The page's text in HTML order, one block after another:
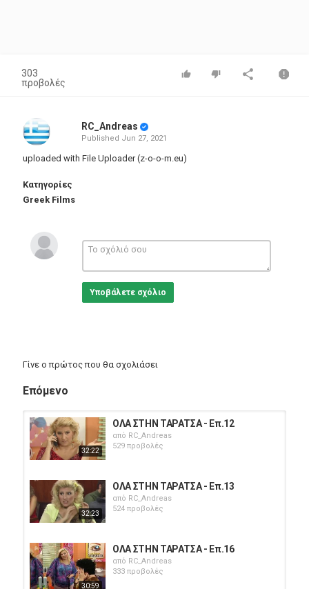
303
προβολές
RC_Andreas
Published Jun 27, 2021
uploaded with File Uploader (z-o-o-m.eu)
Κατηγορίες
Greek Films
Υποβάλετε σχόλιο
Γίνε ο πρώτος που θα σχολιάσει
Επόμενο
32:22
ΟΛΑ ΣΤΗΝ ΤΑΡΑΤΣΑ - Επ.12
από RC_Andreas
529 προβολές
32:23
ΟΛΑ ΣΤΗΝ ΤΑΡΑΤΣΑ - Επ.13
από RC_Andreas
524 προβολές
30:59
ΟΛΑ ΣΤΗΝ ΤΑΡΑΤΣΑ - Επ.16
από RC_Andreas
333 προβολές